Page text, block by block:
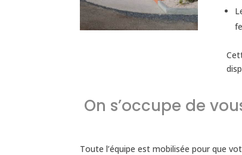
On s’occupe de
Toute l’équipe est mobilisée pour que